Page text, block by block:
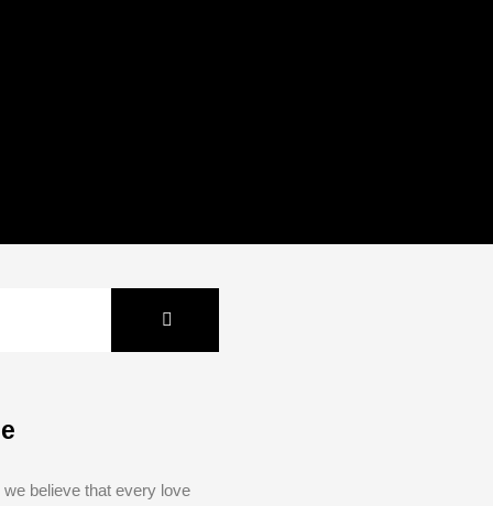
believe that every love